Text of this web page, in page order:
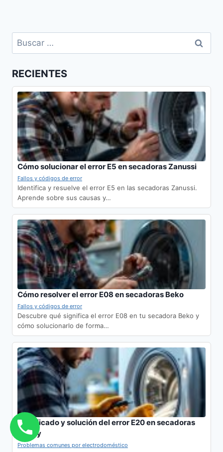
Buscar:
RECIENTES
Cómo solucionar el error E5 en secadoras Zanussi
Fallos y códigos de error
Identifica y resuelve el error E5 en las secadoras Zanussi.
Aprende sobre sus causas y…
Cómo resolver el error E08 en secadoras Beko
Fallos y códigos de error
Descubre qué significa el error E08 en tu secadora Beko y
cómo solucionarlo de forma…
Significado y solución del error E20 en secadoras
Candy
Problemas comunes por electrodoméstico